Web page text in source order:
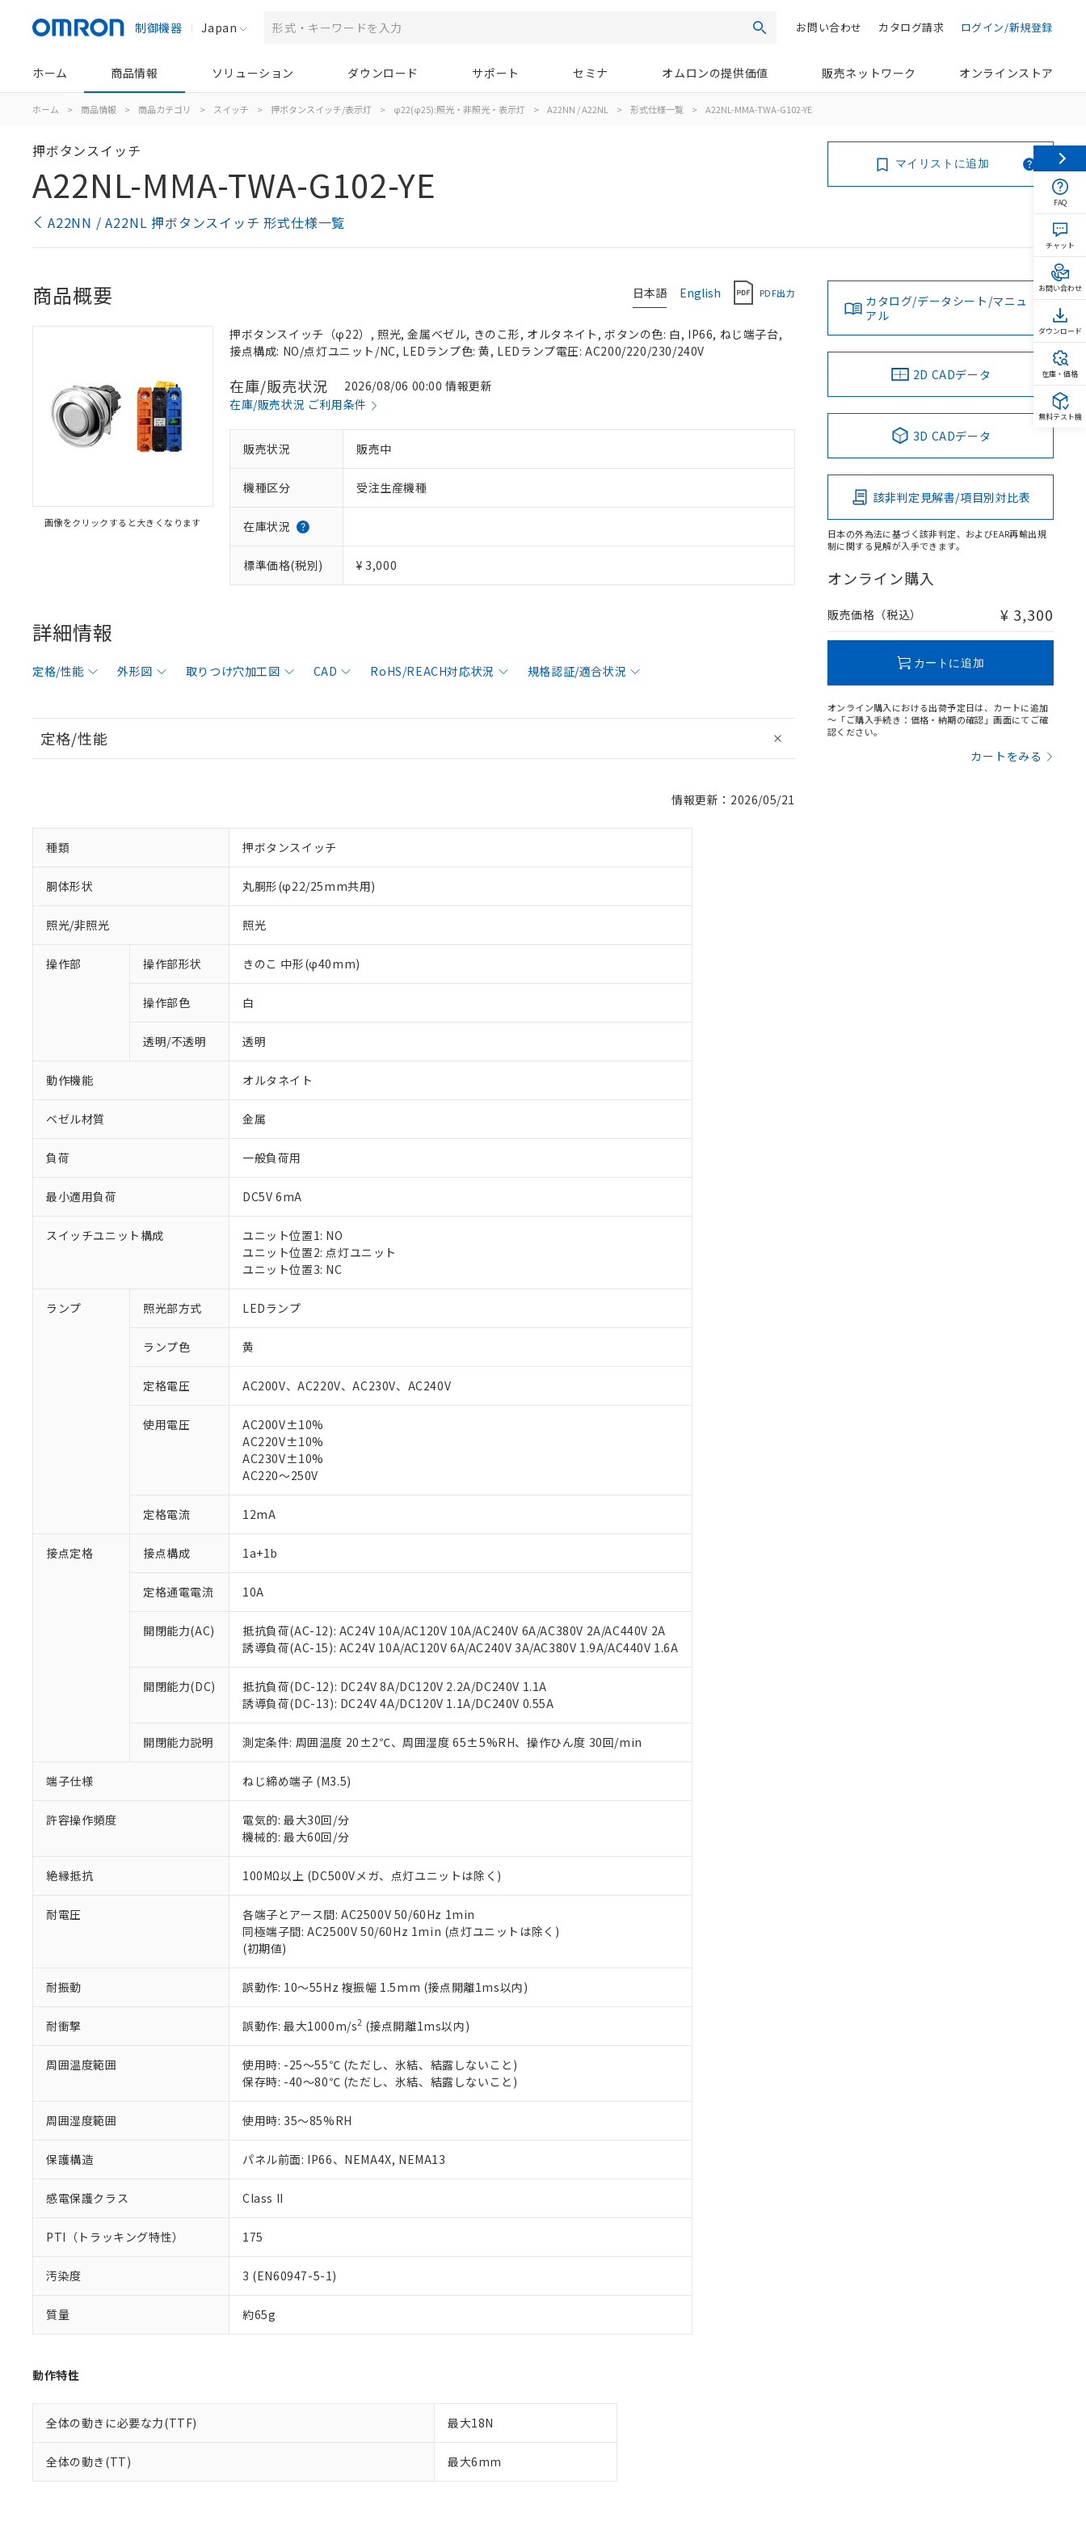
制御機器 Japan 検索 ログイン/新規登録
カタログ請求
お問い合わせ
ホーム 商品情報 ソリューション ダウンロード サポート セミナ オムロンの提供価値 販売ネットワーク オンラインストア
ホーム > 商品情報 > 商品カテゴリ > スイッチ > 押ボタンスイッチ/表示灯 > φ22(φ25):照光・非照光・表示灯 > A22NN / A22NL > 形式仕様一覧 > A22NL-MMA-TWA-G102-YE
押ボタンスイッチ
A22NL-MMA-TWA-G102-YE
A22NN / A22NL 押ボタンスイッチ 形式仕様一覧
マイリストに追加
日本語 English PDF出力
商品概要
画像をクリックすると大きくなります
押ボタンスイッチ（φ22）, 照光, 金属ベゼル, きのこ形, オルタネイト, ボタンの色: 白, IP66, ねじ端子台,
接点構成: NO/点灯ユニット/NC, LEDランプ色: 黄, LEDランプ電圧: AC200/220/230/240V
在庫/販売状況
2026/08/06 00:00 情報更新
在庫/販売状況 ご利用条件
販売状況 販売中
機種区分 受注生産機種
在庫状況
標準価格(税別) ¥ 3,000
詳細情報
定格/性能 外形図 取りつけ穴加工図 CAD RoHS/REACH対応状況 規格認証/適合状況
定格/性能
情報更新：2026/05/21
種類 押ボタンスイッチ
胴体形状 丸胴形(φ22/25mm共用)
照光/非照光 照光
操作部 操作部形状 きのこ 中形(φ40mm)
操作部色 白
透明/不透明 透明
動作機能 オルタネイト
ベゼル材質 金属
負荷 一般負荷用
最小適用負荷 DC5V 6mA
スイッチユニット構成
ユニット位置1: NO
ユニット位置2: 点灯ユニット
ユニット位置3: NC
ランプ 照光部方式 LEDランプ
ランプ色 黄
定格電圧 AC200V、AC220V、AC230V、AC240V
使用電圧
AC200V±10%
AC220V±10%
AC230V±10%
AC220～250V
定格電流 12mA
接点定格 接点構成 1a+1b
定格通電電流 10A
開閉能力(AC)
抵抗負荷(AC-12): AC24V 10A/AC120V 10A/AC240V 6A/AC380V 2A/AC440V 2A
誘導負荷(AC-15): AC24V 10A/AC120V 6A/AC240V 3A/AC380V 1.9A/AC440V 1.6A
開閉能力(DC)
抵抗負荷(DC-12): DC24V 8A/DC120V 2.2A/DC240V 1.1A
誘導負荷(DC-13): DC24V 4A/DC120V 1.1A/DC240V 0.55A
開閉能力説明 測定条件: 周囲温度 20±2℃、周囲湿度 65±5%RH、操作ひん度 30回/min
端子仕様 ねじ締め端子 (M3.5)
許容操作頻度
電気的: 最大30回/分
機械的: 最大60回/分
絶縁抵抗 100MΩ以上 (DC500Vメガ、点灯ユニットは除く)
耐電圧
各端子とアース間: AC2500V 50/60Hz 1min
同極端子間: AC2500V 50/60Hz 1min (点灯ユニットは除く)
(初期値)
耐振動 誤動作: 10～55Hz 複振幅 1.5mm (接点開離1ms以内)
耐衝撃 誤動作: 最大1000m/s2 (接点開離1ms以内)
周囲温度範囲
使用時: -25～55℃ (ただし、氷結、結露しないこと)
保存時: -40～80℃ (ただし、氷結、結露しないこと)
周囲湿度範囲 使用時: 35～85%RH
保護構造 パネル前面: IP66、NEMA4X, NEMA13
感電保護クラス Class II
PTI（トラッキング特性） 175
汚染度 3 (EN60947-5-1)
質量 約65g
動作特性
全体の動きに必要な力(TTF) 最大18N
全体の動き(TT) 最大6mm
カタログ/データシート/マニュ
アル
2D CADデータ
3D CADデータ
該非判定見解書/項目別対比表
日本の外為法に基づく該非判定、およびEAR再輸出規
制に関する見解が入手できます。
オンライン購入
販売価格（税込） ¥ 3,300
カートに追加
オンライン購入における出荷予定日は、カートに追加
～「ご購入手続き：価格・納期の確認」画面にてご確
認ください。
カートをみる
ご利用条件
くものです。
当社制御機器事業取扱商品の中には、本サービスの対象外となる商品もあることをご了承ください。
在庫状況および標準価格照会結果は、記載している更新日時点での社内データに基づき作成されるも
のであり、閲覧された時点での実際の在庫および標準価格とは異なる場合があることをご了承くださ
い。
正式な納期状況および標準価格はお客様のお取引先、またはお客様担当のオムロン制御機器販売店・
当社販売員にご相談ください。
在庫状況および標準価格結果を当社の事前の承諾なく第三者に漏洩または開示しないようお願いしま
す。
マイパーツ機能（部品リスト作成サービス）をご利用いただくには、I-Webメンバーズにご登録され
ている必要があります。
お客様が当ウェブサイト上で当社にご登録された部品リストについて、当社および当社の共同利用者
が、当社の製品・サービスに関するお客様との取引・商談に必要な範囲で利用することをご了承くだ
※当社の共同利用者とは、
"個人情報の共同利用に関して"
いる法人を指します。
※1 対応状況
対応済み：EU RoHS指令（10物質）の非含有に対応した製品が提供可能な商品です。
対応予定：EU RoHS指令（10物質）の非含有に対応した製品に切り替える予定のある商品です。
対応予定なし：EU RoHS指令（10物質）の非含有に非対応の商品で、対応品を出す予定はありません。
調査・確認中：EU RoHS指令（10物質）の非含有の対応状況を調査中または確認中の商品です。
仕入先様の事情により、非含有部品としていたものが、含有品と判明した場合などやむを得ず変更すること
があります。
*EU RoHS指令（10物質）：
鉛(Pb) 1000ppm以下、 水銀(Hg) 1000ppm以下、 カドミウム(Cd) 100ppm以下、
フタル酸ビス(2-エチルヘキシル) (DEHP)(別名：DOP) 1000ppm以下、フタル酸ブチルベンジル（BBP） 1000ppm以下、フタル酸ジブチ
ル（DBP） 1000ppm以下、フタル酸ジイソブチル (DIBP) 1000ppm以下
但し、RoHS指令で産業用監視および制御機器に対する適用除外項目は除く。
フタル酸エステル類の４物質については閾値を超える意図的な使用がないことを確認しています。
部品在庫の切り替え状況などにより、予定月が前後することがあります。
※3 非含有証明書ダウンロード
下記の非含有証明書をダウンロードすることができます。
EU RoHS指令（10物質）の非含有証明書
※本証明書は発行日時点で非含有を証明するもので、過去に遡って非含有を証明するものではありません。
また、RoHS指令のフタル酸エステル類４物質の対応では、対応完了までの期間は出荷製品に未対応品が
混在することから備考欄に対応日を記載しておりました。
既に当社にて対応品への在庫切替を完了していることから、特段のことがない限り、2022年1月12日よ
り割愛しております。
※1 中国RoHS○×表
「○」：最大均質材料含有率が中国RoHSの基準値以下であることを示します。
「×」：最大均質材料含有率が中国RoHSの基準値を超えていることを示します。
「－」：未確認です。当社販売部門へお問い合わせください。
*中国RoHS10物質の基準値 (GB/T26572)：
Pb(鉛) :1000ppm、 Hg(水銀) : 1000ppm、 Cd(カドミウム) : 100ppm、
Cr(Ⅵ)(六価クロム) : 1000ppm、 PBBs(ポリ臭化ビフェニル類) : 1000ppm、 PBDEs(ポリ臭化ジフェニルエーテル類) : 1000ppm、
DEHP(フタル酸ビス(2-エチルヘキシル)) : 1000ppm
※2 環境保護使用期限
「10」：通常の使用状況下において有害物質が外部に漏えいし、環境に深刻な影響を及ぼさない年数を意
味します。
「－」：未確認です。当社販売部門へお問い合わせください。
う）を輸出または国外への提供する場合は、日本国政府の輸出許可(または役務取引許可)を取得する
などの必要な手続きをとります。
当社は規制貨物を破棄する場合は、完全に破砕するなど、違法に輸出されないよう必要な手段を講じ
ます。
当社は貴社製品を、核兵器、ミサイル、化学兵器、生物兵器またはその他武器並びにこれらの製造装
置等に一切使用いたしません。
また当社は、販売先および販売に係わる関係者が違法に輸出するおそれがある場合は、取り引きをい
たしません。
記
号
説明
○ 一定数以上の在庫あり
機器販売店・当社販売員にご確認ください)
白
受注生産機種、また在庫状況の情報を公開していない機種
FAQ
チャット
お問い合わせ
ダウンロード
在庫・価格
無料テスト機